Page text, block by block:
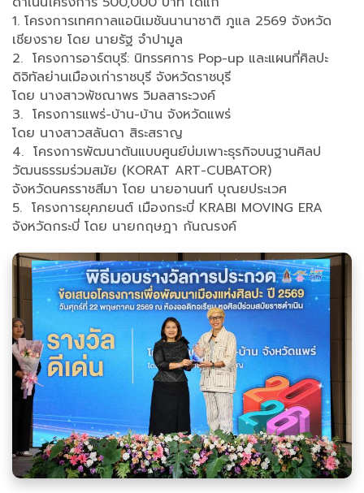
1. โครงการเทศกาลแอนิเมชันนานาชาติ ภูแล 2569 จังหวัด
เชียงราย โดย นายรัฐ จำปามูล
2. โครงการอาร์ตบุรี: นิทรรศการ Pop-up และแผนที่ศิลปะ
ดิจิทัลย่านเมืองเก่าราชบุรี จังหวัดราชบุรี
โดย นางสาวพัชณาพร วิมลสาระวงค์
3. โครงการแพร่-บ้าน-บ้าน จังหวัดแพร่
โดย นางสาวสลันดา สิระสราญ
4. โครงการพัฒนาต้นแบบศูนย์บ่มเพาะธุรกิจบนฐานศิลป
วัฒนธรรมร่วมสมัย (KORAT ART-CUBATOR)
จังหวัดนครราชสีมา โดย นายอานนท์ บุณยประเวศ
5. โครงการยุคภยนต์ เมืองกระบี่ KRABI MOVING ERA
จังหวัดกระบี่ โดย นายกฤษฎา กันณรงค์